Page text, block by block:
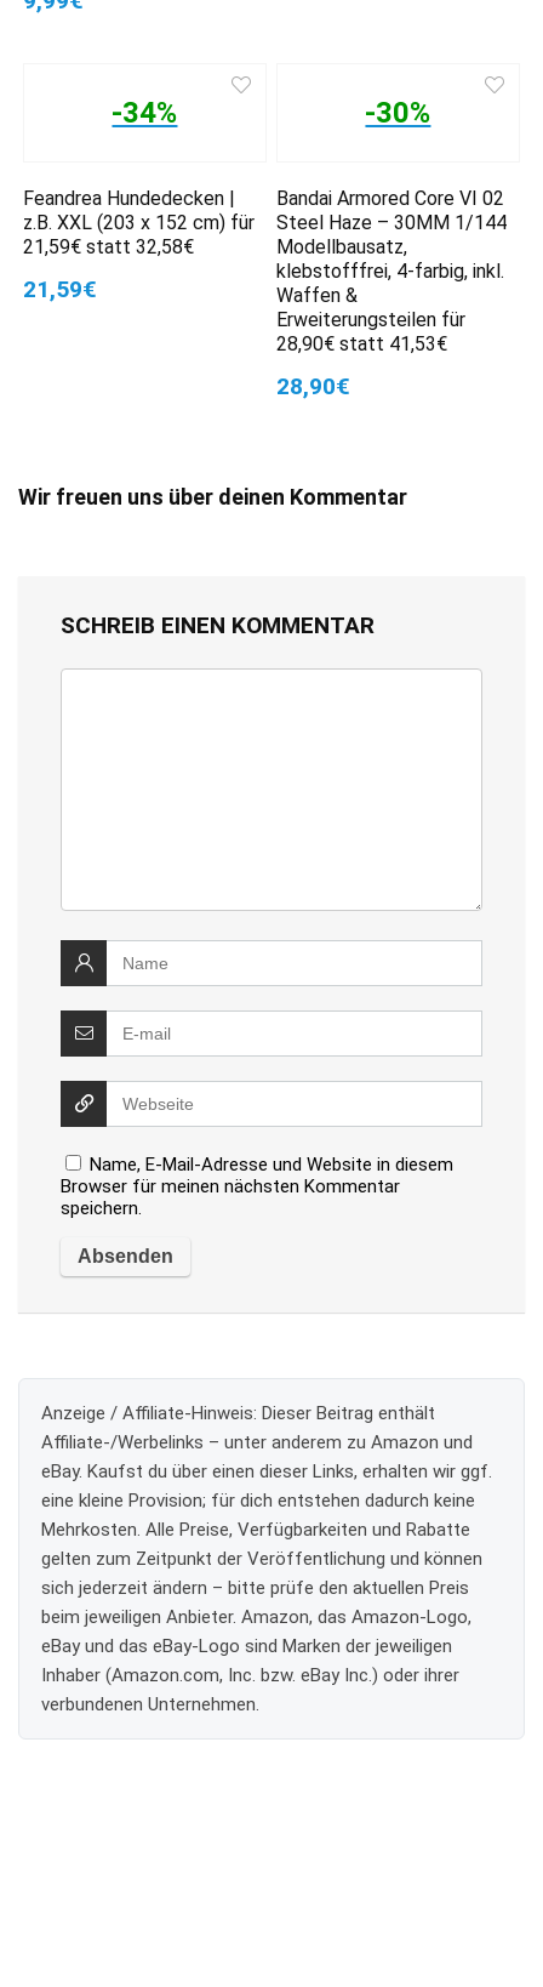
-34%
Feandrea Hundedecken |
z.B. XXL (203 x 152 cm) für
21,59€ statt 32,58€
21,59€
-30%
Bandai Armored Core VI 02
Steel Haze – 30MM 1/144
Modellbausatz,
klebstofffrei, 4-farbig, inkl.
Waffen &
Erweiterungsteilen für
28,90€ statt 41,53€
28,90€
Wir freuen uns über deinen Kommentar
SCHREIB EINEN KOMMENTAR
Name, E-Mail-Adresse und Website in diesem
Browser für meinen nächsten Kommentar
speichern.
Anzeige / Affiliate-Hinweis: Dieser Beitrag enthält
Affiliate-/Werbelinks – unter anderem zu Amazon und
eBay. Kaufst du über einen dieser Links, erhalten wir ggf.
eine kleine Provision; für dich entstehen dadurch keine
Mehrkosten. Alle Preise, Verfügbarkeiten und Rabatte
gelten zum Zeitpunkt der Veröffentlichung und können
sich jederzeit ändern – bitte prüfe den aktuellen Preis
beim jeweiligen Anbieter. Amazon, das Amazon-Logo,
eBay und das eBay-Logo sind Marken der jeweiligen
Inhaber (Amazon.com, Inc. bzw. eBay Inc.) oder ihrer
verbundenen Unternehmen.